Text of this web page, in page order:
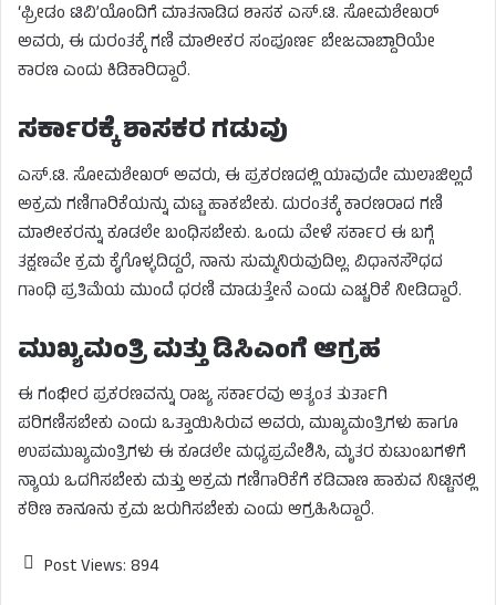
‘ಫ್ರೀಡಂ ಟಿವಿ’ಯೊಂದಿಗೆ ಮಾತನಾಡಿದ ಶಾಸಕ ಎಸ್.ಟಿ. ಸೋಮಶೇಖರ್
ಅವರು, ಈ ದುರಂತಕ್ಕೆ ಗಣಿ ಮಾಲೀಕರ ಸಂಪೂರ್ಣ ಬೇಜವಾಬ್ದಾರಿಯೇ
ಕಾರಣ ಎಂದು ಕಿಡಿಕಾರಿದ್ದಾರೆ.
ಸರ್ಕಾರಕ್ಕೆ ಶಾಸಕರ ಗಡುವು
ಎಸ್.ಟಿ. ಸೋಮಶೇಖರ್ ಅವರು, ಈ ಪ್ರಕರಣದಲ್ಲಿ ಯಾವುದೇ ಮುಲಾಜಿಲ್ಲದೆ
ಅಕ್ರಮ ಗಣಿಗಾರಿಕೆಯನ್ನು ಮಟ್ಟ ಹಾಕಬೇಕು. ದುರಂತಕ್ಕೆ ಕಾರಣರಾದ ಗಣಿ
ಮಾಲೀಕರನ್ನು ಕೂಡಲೇ ಬಂಧಿಸಬೇಕು. ಒಂದು ವೇಳೆ ಸರ್ಕಾರ ಈ ಬಗ್ಗೆ
ತಕ್ಷಣವೇ ಕ್ರಮ ಕೈಗೊಳ್ಳದಿದ್ದರೆ, ನಾನು ಸುಮ್ಮನಿರುವುದಿಲ್ಲ. ವಿಧಾನಸೌಧದ
ಗಾಂಧಿ ಪ್ರತಿಮೆಯ ಮುಂದೆ ಧರಣಿ ಮಾಡುತ್ತೇನೆ ಎಂದು ಎಚ್ಚರಿಕೆ ನೀಡಿದ್ದಾರೆ.
ಮುಖ್ಯಮಂತ್ರಿ ಮತ್ತು ಡಿಸಿಎಂಗೆ ಆಗ್ರಹ
ಈ ಗಂಭೀರ ಪ್ರಕರಣವನ್ನು ರಾಜ್ಯ ಸರ್ಕಾರವು ಅತ್ಯಂತ ತುರ್ತಾಗಿ
ಪರಿಗಣಿಸಬೇಕು ಎಂದು ಒತ್ತಾಯಿಸಿರುವ ಅವರು, ಮುಖ್ಯಮಂತ್ರಿಗಳು ಹಾಗೂ
ಉಪಮುಖ್ಯಮಂತ್ರಿಗಳು ಈ ಕೂಡಲೇ ಮಧ್ಯಪ್ರವೇಶಿಸಿ, ಮೃತರ ಕುಟುಂಬಗಳಿಗೆ
ನ್ಯಾಯ ಒದಗಿಸಬೇಕು ಮತ್ತು ಅಕ್ರಮ ಗಣಿಗಾರಿಕೆಗೆ ಕಡಿವಾಣ ಹಾಕುವ ನಿಟ್ಟಿನಲ್ಲಿ
ಕಠಿಣ ಕಾನೂನು ಕ್ರಮ ಜರುಗಿಸಬೇಕು ಎಂದು ಆಗ್ರಹಿಸಿದ್ದಾರೆ.
Post Views: 894